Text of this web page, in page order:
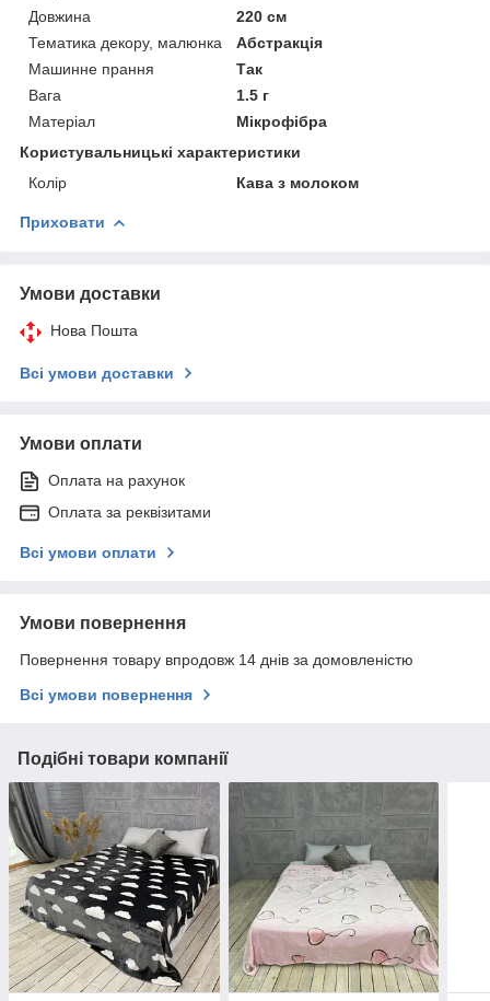
Довжина
220 см
Тематика декору, малюнка
Абстракція
Машинне прання
Так
Вага
1.5 г
Матеріал
Мікрофібра
Користувальницькі характеристики
Колір
Кава з молоком
Приховати
Умови доставки
Нова Пошта
Всі умови доставки
Умови оплати
Оплата на рахунок
Оплата за реквізитами
Всі умови оплати
Умови повернення
Повернення товару впродовж 14 днів за домовленістю
Всі умови повернення
Подібні товари компанії